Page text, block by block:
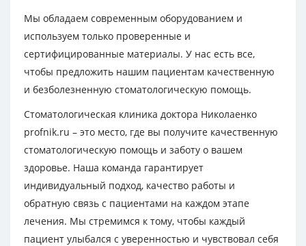
Мы обладаем современным оборудованием и
используем только проверенные и
сертифицированные материалы. У нас есть все,
чтобы предложить нашим пациентам качественную
и безболезненную стоматологическую помощь.
Стоматологическая клиника доктора Николаенко
profnik.ru – это место, где вы получите качественную
стоматологическую помощь и заботу о вашем
здоровье. Наша команда гарантирует
индивидуальный подход, качество работы и
обратную связь с пациентами на каждом этапе
лечения. Мы стремимся к тому, чтобы каждый
пациент улыбался с уверенностью и чувствовал себя